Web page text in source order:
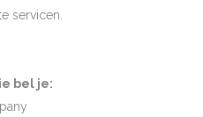
servicen.
bel je: